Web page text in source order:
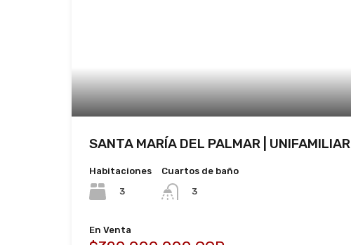
SANTA MARÍA DEL PALMAR | UNIFAMILIAR
Habitaciones
3
Cuartos de baño
3
En Venta